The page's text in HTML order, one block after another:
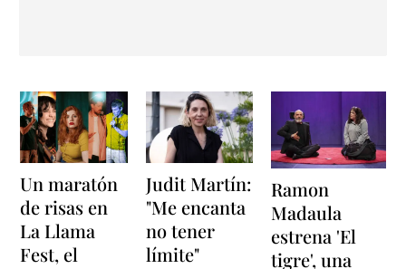
Un maratón
de risas en
La Llama
Fest, el
Judit Martín:
"Me encanta
no tener
límite"
Ramon
Madaula
estrena 'El
tigre', una